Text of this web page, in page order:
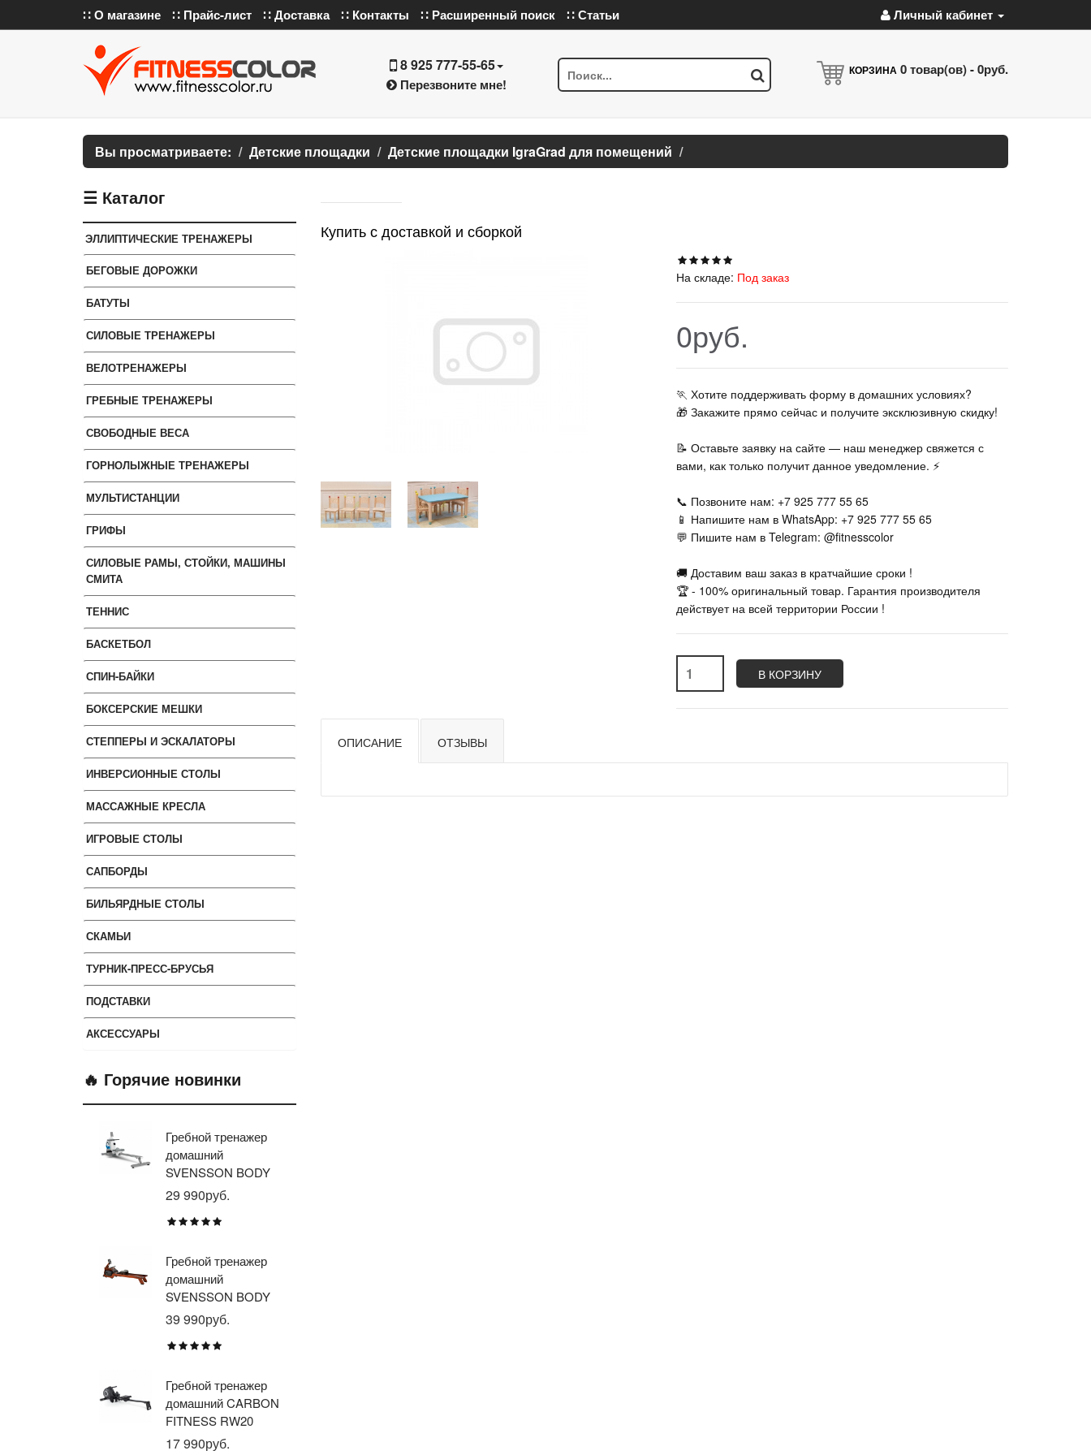
∷ О магазине ∷ Прайс-лист ∷ Доставка ∷ Контакты ∷ Расширенный поиск ∷ Статьи Личный кабинет
8 925 777-55-65
Перезвоните мне!
КОРЗИНА 0товар(ов) -0руб.
Вы просматриваете: Детские площадки Детские площадки IgraGrad для помещений
☰ Каталог
ЭЛЛИПТИЧЕСКИЕ ТРЕНАЖЕРЫ
БЕГОВЫЕ ДОРОЖКИ
БАТУТЫ
СИЛОВЫЕ ТРЕНАЖЕРЫ
ВЕЛОТРЕНАЖЕРЫ
ГРЕБНЫЕ ТРЕНАЖЕРЫ
СВОБОДНЫЕ ВЕСА
ГОРНОЛЫЖНЫЕ ТРЕНАЖЕРЫ
МУЛЬТИСТАНЦИИ
ГРИФЫ
СИЛОВЫЕ РАМЫ, СТОЙКИ, МАШИНЫ
СМИТА
ТЕННИС
БАСКЕТБОЛ
СПИН-БАЙКИ
БОКСЕРСКИЕ МЕШКИ
СТЕППЕРЫ И ЭСКАЛАТОРЫ
ИНВЕРСИОННЫЕ СТОЛЫ
МАССАЖНЫЕ КРЕСЛА
ИГРОВЫЕ СТОЛЫ
САПБОРДЫ
БИЛЬЯРДНЫЕ СТОЛЫ
СКАМЬИ
ТУРНИК-ПРЕСС-БРУСЬЯ
ПОДСТАВКИ
АКСЕССУАРЫ
🔥 Горячие новинки
Гребной тренажер
домашний
SVENSSON BODY
LABS WHEELO
29 990руб.
Гребной тренажер
домашний
SVENSSON BODY
LABS WAVERUN
39 990руб.
Гребной тренажер
домашний CARBON
FITNESS RW20
17 990руб.
Купить с доставкой и сборкой
На складе: Под заказ
0руб.
🏃‍ Хотите поддерживать форму в домашних условиях?
🎁 Закажите прямо сейчас и получите эксклюзивную скидку!
📝 Оставьте заявку на сайте — наш менеджер свяжется с
вами, как только получит данное уведомление. ⚡
📞 Позвоните нам: +7 925 777 55 65
📱 Напишите нам в WhatsApp: +7 925 777 55 65
💬 Пишите нам в Telegram: @fitnesscolor
🚚 Доставим ваш заказ в кратчайшие сроки !
🏆 - 100% оригинальный товар. Гарантия производителя
действует на всей территории России !
В КОРЗИНУ
ОПИСАНИЕ ОТЗЫВЫ